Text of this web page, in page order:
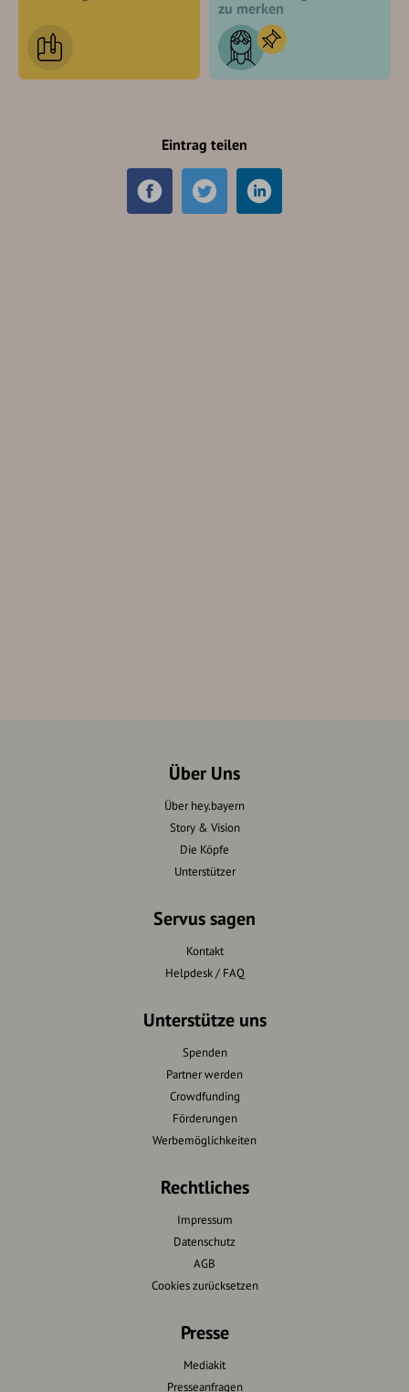
zu merken
Eintrag teilen
Über Uns
Über hey.bayern
Story & Vision
Die Köpfe
Unterstützer
Servus sagen
Kontakt
Helpdesk / FAQ
Unterstütze uns
Spenden
Partner werden
Crowdfunding
Förderungen
Werbemöglichkeiten
Rechtliches
Impressum
Datenschutz
AGB
Cookies zurücksetzen
Presse
Mediakit
Presseanfragen